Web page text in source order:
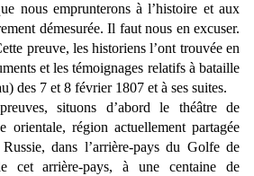
nous emprunterons à l’histoire et aux
démesurée. Il faut nous en excuser.
preuve, les historiens l’ont trouvée en
et les témoignages relatifs à bataille
des 7 et 8 février 1807 et à ses suites.
situons d’abord le théâtre de
orientale, région actuellement partagée
dans l’arrière-pays du Golfe de
cet arrière-pays, à une centaine de